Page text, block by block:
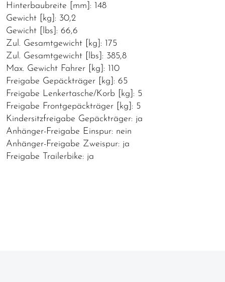
Hinterbaubreite [mm]: 148
Gewicht [kg]: 30,2
Gewicht [lbs]: 66,6
Zul. Gesamtgewicht [kg]: 175
Zul. Gesamtgewicht [lbs]: 385,8
Max. Gewicht Fahrer [kg]: 110
Freigabe Gepäckträger [kg]: 65
Freigabe Lenkertasche/Korb [kg]: 5
Freigabe Frontgepäckträger [kg]: 5
Kindersitzfreigabe Gepäckträger: ja
Anhänger-Freigabe Einspur: nein
Anhänger-Freigabe Zweispur: ja
Freigabe Trailerbike: ja